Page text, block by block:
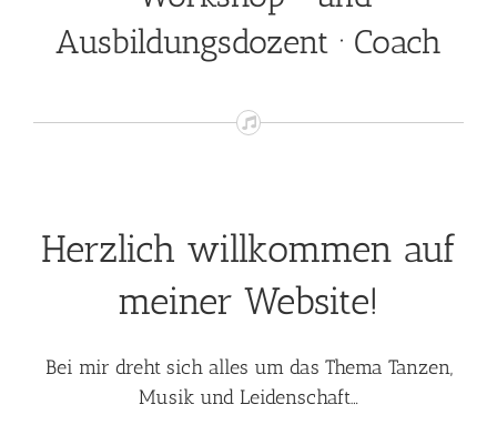
Ausbildungsdozent · Coach
Herzlich willkommen auf
meiner Website!
Bei mir dreht sich alles um das Thema Tanzen,
Musik und Leidenschaft…